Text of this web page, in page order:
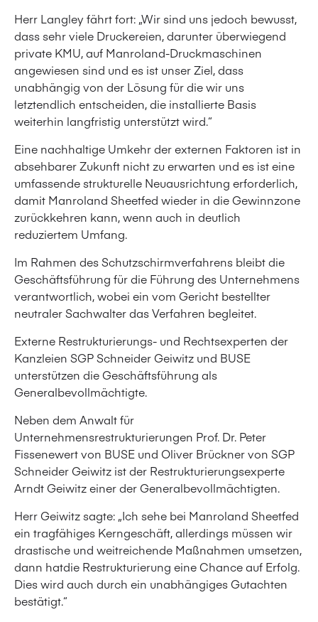
Herr Langley fährt fort: „Wir sind uns jedoch bewusst,
dass sehr viele Druckereien, darunter überwiegend
private KMU, auf Manroland-Druckmaschinen
angewiesen sind und es ist unser Ziel, dass
unabhängig von der Lösung für die wir uns
letztendlich entscheiden, die installierte Basis
weiterhin langfristig unterstützt wird.“
Eine nachhaltige Umkehr der externen Faktoren ist in
absehbarer Zukunft nicht zu erwarten und es ist eine
umfassende strukturelle Neuausrichtung erforderlich,
damit Manroland Sheetfed wieder in die Gewinnzone
zurückkehren kann, wenn auch in deutlich
reduziertem Umfang.
Im Rahmen des Schutzschirmverfahrens bleibt die
Geschäftsführung für die Führung des Unternehmens
verantwortlich, wobei ein vom Gericht bestellter
neutraler Sachwalter das Verfahren begleitet.
Externe Restrukturierungs- und Rechtsexperten der
Kanzleien SGP Schneider Geiwitz und BUSE
unterstützen die Geschäftsführung als
Generalbevollmächtigte.
Neben dem Anwalt für
Unternehmensrestrukturierungen Prof. Dr. Peter
Fissenewert von BUSE und Oliver Brückner von SGP
Schneider Geiwitz ist der Restrukturierungsexperte
Arndt Geiwitz einer der Generalbevollmächtigten.
Herr Geiwitz sagte: „Ich sehe bei Manroland Sheetfed
ein tragfähiges Kerngeschäft, allerdings müssen wir
drastische und weitreichende Maßnahmen umsetzen,
dann hatdie Restrukturierung eine Chance auf Erfolg.
Dies wird auch durch ein unabhängiges Gutachten
bestätigt.“